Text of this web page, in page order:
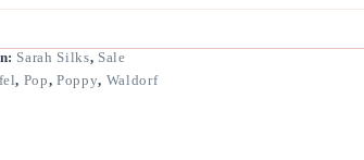
Sarah Silks, Sale
, Pop,Poppy, Waldorf